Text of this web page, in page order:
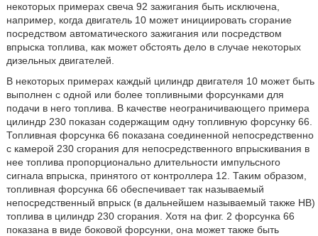
некоторых примерах свеча 92 зажигания быть исключена,
например, когда двигатель 10 может инициировать сгорание
посредством автоматического зажигания или посредством
впрыска топлива, как может обстоять дело в случае некоторых
дизельных двигателей.
В некоторых примерах каждый цилиндр двигателя 10 может быть
выполнен с одной или более топливными форсунками для
подачи в него топлива. В качестве неограничивающего примера
цилиндр 230 показан содержащим одну топливную форсунку 66.
Топливная форсунка 66 показана соединенной непосредственно
с камерой 230 сгорания для непосредственного впрыскивания в
нее топлива пропорционально длительности импульсного
сигнала впрыска, принятого от контроллера 12. Таким образом,
топливная форсунка 66 обеспечивает так называемый
непосредственный впрыск (в дальнейшем называемый также НВ)
топлива в цилиндр 230 сгорания. Хотя на фиг. 2 форсунка 66
показана в виде боковой форсунки, она может также быть